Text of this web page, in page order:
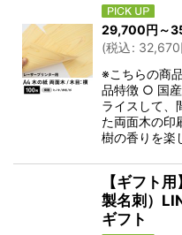
29,700円 ～
(税込: 32,670
※こちらの商
品特徴 ○ 国
ライスして、
た両面木の印
樹の香りを楽
【ギフト
製名刺）
ギフト